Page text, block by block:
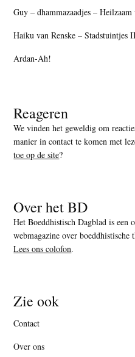
Guy – dhammazaadjes – Heilzaam
Haiku van Renske – Stadstuintjes
Ardan-Ah!
Reageren
We vinden het geweldig om
manier in contact te komen met
toe op de site?
Over het BD
Het Boeddhistisch Dagblad is een
webmagazine over boeddhistische
Lees ons colofon.
Zie ook
Contact
Over ons